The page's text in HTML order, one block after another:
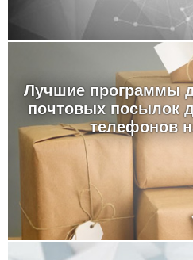
Лучшие программы
почтовых посылок
телефонов